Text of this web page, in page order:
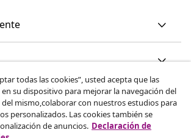
todas las cookies”, usted acepta que las
su dispositivo para mejorar la navegación del
del mismo,colaborar con nuestros estudios para
personalizados. Las cookies también se
de anuncios. Declaración de